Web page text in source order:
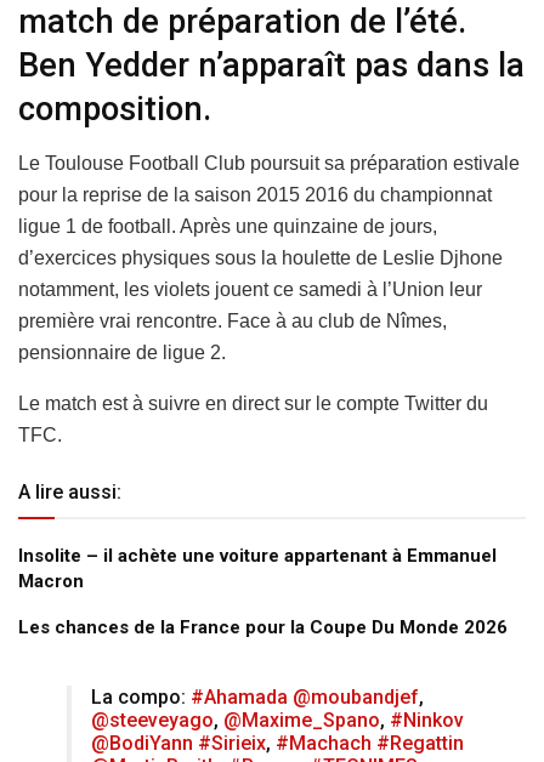
match de préparation de l’été.
Ben Yedder n’apparaît pas dans la
composition.
Le Toulouse Football Club poursuit sa préparation estivale
pour la reprise de la saison 2015 2016 du championnat
ligue 1 de football. Après une quinzaine de jours,
d’exercices physiques sous la houlette de Leslie Djhone
notamment, les violets jouent ce samedi à l’Union leur
première vrai rencontre. Face à au club de Nîmes,
pensionnaire de ligue 2.
Le match est à suivre en direct sur le compte Twitter du
TFC.
A lire aussi:
Insolite – il achète une voiture appartenant à Emmanuel
Macron
Les chances de la France pour la Coupe Du Monde 2026
La compo: #Ahamada @moubandjef,
@steeveyago, @Maxime_Spano, #Ninkov
@BodiYann #Sirieix, #Machach #Regattin